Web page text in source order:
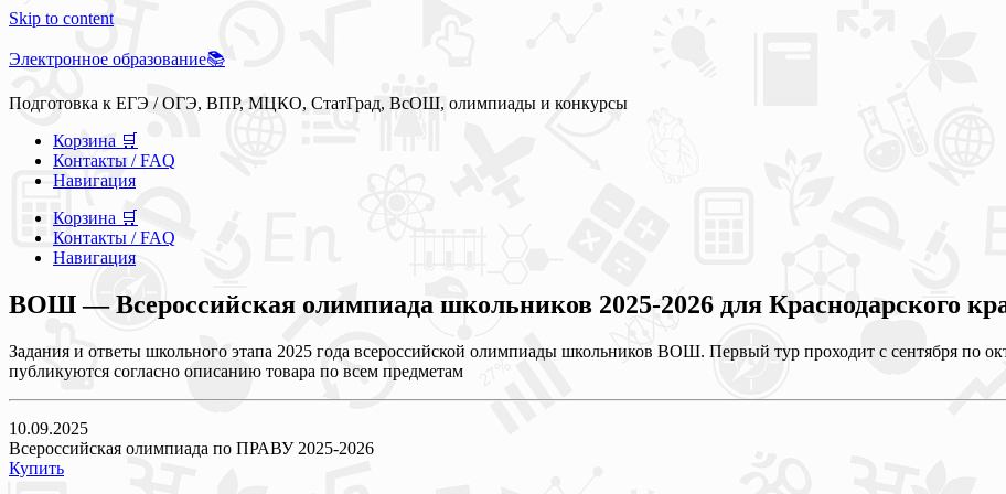
Skip to content
Электронное образование📚
Подготовка к ЕГЭ / ОГЭ, ВПР, МЦКО, СтатГрад, ВсОШ, олимпиады и конкурсы
Корзина 🛒
Контакты / FAQ
Навигация
Корзина 🛒
Контакты / FAQ
Навигация
ВОШ — Всероссийская олимпиада школьников 2025-2026 для Краснодарского
Задания и ответы школьного этапа 2025 года всероссийской олимпиады школьников ВОШ. Первый тур проходит с сентября по
публикуются согласно описанию товара по всем предметам
10.09.2025
Всероссийская олимпиада по ПРАВУ 2025-2026
Купить